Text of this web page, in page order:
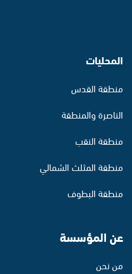
المحليات
منطقة القدس
الناصرة والمنطقة
منطقة النقب
منطقة المثلث الشمالي
منطقة البطوف
عن المؤسسة
من نحن